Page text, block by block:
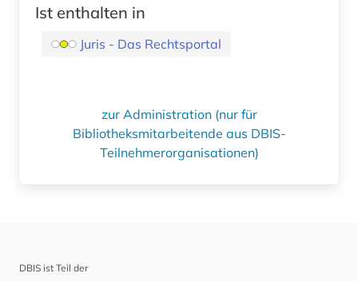
Ist enthalten in
Juris - Das Rechtsportal
zur Administration (nur für
Bibliotheksmitarbeitende aus DBIS-
Teilnehmerorganisationen)
DBIS ist Teil der